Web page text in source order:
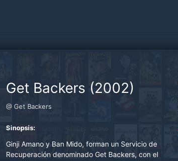
Get Backers (2002)
@ Get Backers
Sinopsis:
Ginji Amano y Ban Mido, forman un Servicio de
Recuperación denominado Get Backers, con el